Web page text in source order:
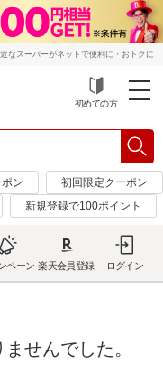
なスーパーがネットで便利に・おトクに
初めての方
ン
初回限定クーポン
新規登録で100ポイント
ペーン 楽天会員登録 ログイン
せんでした。